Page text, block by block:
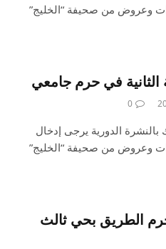
وعروض من صحيفة “الخليج”
الثانية في حرم جامعي
0
بالنشرة الدورية يرجى إدخال
وعروض من صحيفة “الخليج”
الطريق بحي ثالث